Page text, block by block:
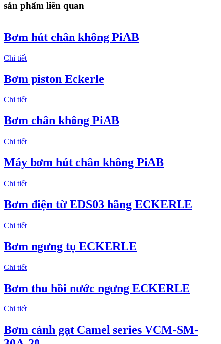
sản phẩm liên quan
Bơm hút chân không PiAB
Chi tiết
Bơm piston Eckerle
Chi tiết
Bơm chân không PiAB
Chi tiết
Máy bơm hút chân không PiAB
Chi tiết
Bơm điện từ EDS03 hãng ECKERLE
Chi tiết
Bơm ngưng tụ ECKERLE
Chi tiết
Bơm thu hồi nước ngưng ECKERLE
Chi tiết
Bơm cánh gạt Camel series VCM-SM-